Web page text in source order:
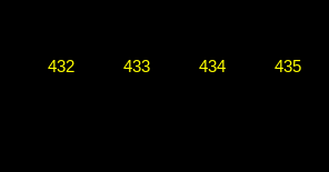
432 433 434 435